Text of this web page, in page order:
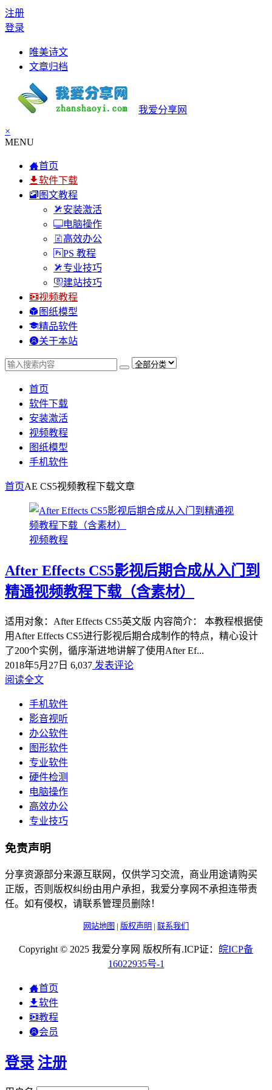
注册
登录
唯美诗文
文章归档
我爱分享网
×
MENU
首页
软件下载
图文教程
安装激活
电脑操作
高效办公
PS 教程
专业技巧
建站技巧
视频教程
图纸模型
精品软件
关于本站
首页
软件下载
安装激活
视频教程
图纸模型
手机软件
首页AE CS5视频教程下载文章
视频教程
After Effects CS5影视后期合成从入门到
精通视频教程下载（含素材）
适用对象：After Effects CS5英文版 内容简介： 本教程根据使
用After Effects CS5进行影视后期合成制作的特点，精心设计
了200个实例，循序渐进地讲解了使用After Ef...
2018年5月27日 6,037 发表评论
阅读全文
手机软件
影音视听
办公软件
图形软件
专业软件
硬件检测
电脑操作
高效办公
专业技巧
免责声明
分享资源部分来源互联网，仅供学习交流，商业用途请购买
正版，否则版权纠纷由用户承担，我爱分享网不承担连带责
任。如有侵权，请联系管理员删除！
网站地图 | 版权声明 | 联系我们
Copyright © 2025 我爱分享网 版权所有.ICP证： 皖ICP备
16022935号-1
首页
软件
教程
会员
登录 注册